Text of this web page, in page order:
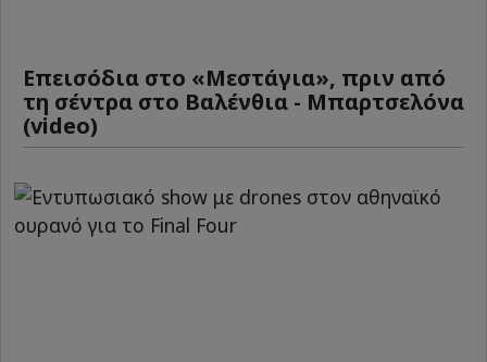
Επεισόδια στο «Μεστάγια», πριν από
τη σέντρα στο Βαλένθια - Μπαρτσελόνα
(video)